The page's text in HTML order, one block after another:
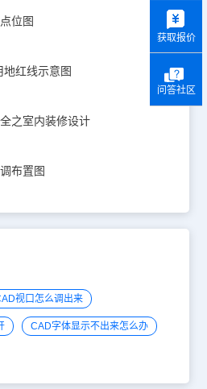
位图
红线示意图
之室内装修设计
布置图
视口怎么调出来
CAD字体显示不出来怎么办
获取报价
问答社区